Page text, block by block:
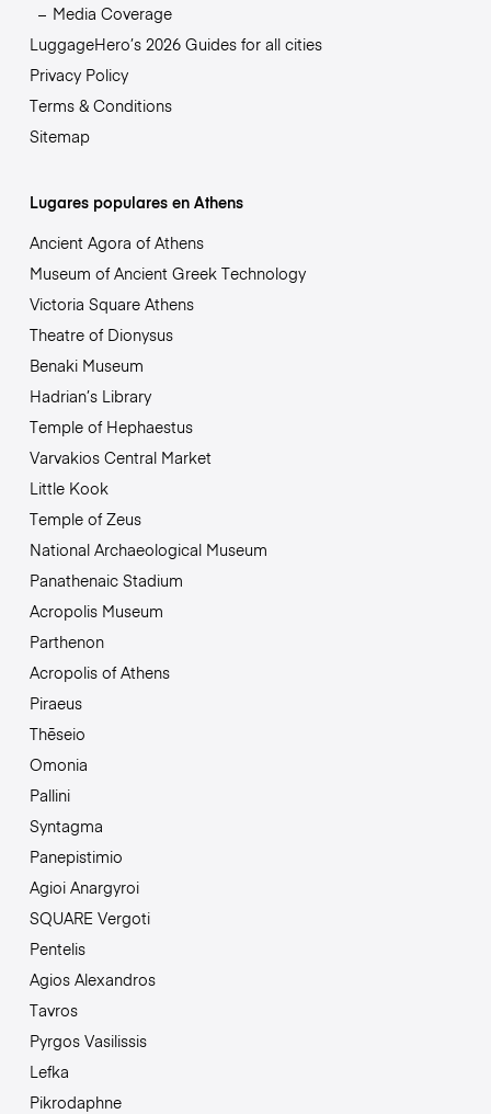
Media Coverage
LuggageHero’s 2026 Guides for all cities
Privacy Policy
Terms & Conditions
Sitemap
Lugares populares en Athens
Ancient Agora of Athens
Museum of Ancient Greek Technology
Victoria Square Athens
Theatre of Dionysus
Benaki Museum
Hadrian’s Library
Temple of Hephaestus
Varvakios Central Market
Little Kook
Temple of Zeus
National Archaeological Museum
Panathenaic Stadium
Acropolis Museum
Parthenon
Acropolis of Athens
Piraeus
Thēseio
Omonia
Pallini
Syntagma
Panepistimio
Agioi Anargyroi
SQUARE Vergoti
Pentelis
Agios Alexandros
Tavros
Pyrgos Vasilissis
Lefka
Pikrodaphne